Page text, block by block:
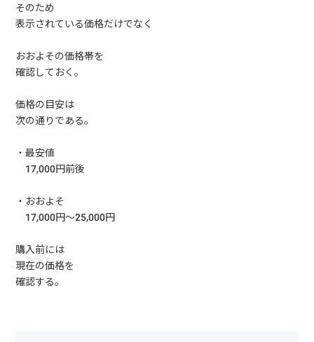
そのため
表示されている価格だけでなく
おおよその価格帯を
確認しておく。
価格の目安は
次の通りである。
・最安値
17,000円前後
・おおよそ
17,000円〜25,000円
購入前には
現在の価格を
確認する。